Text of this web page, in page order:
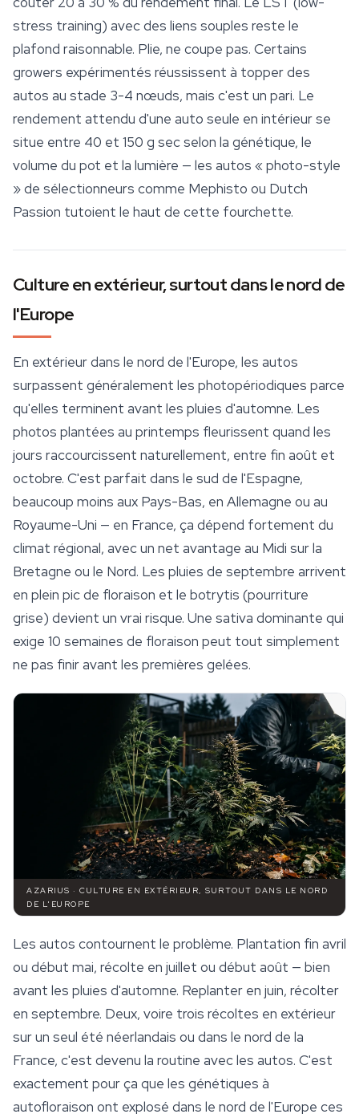
stress training) avec des liens souples reste le
plafond raisonnable. Plie, ne coupe pas. Certains
growers expérimentés réussissent à topper des
autos au stade 3-4 nœuds, mais c'est un pari. Le
rendement attendu d'une auto seule en intérieur se
situe entre 40 et 150 g sec selon la génétique, le
volume du pot et la lumière — les autos « photo-style
» de sélectionneurs comme Mephisto ou Dutch
Passion tutoient le haut de cette fourchette.
Culture en extérieur, surtout dans le nord de
l'Europe
En extérieur dans le nord de l'Europe, les autos
surpassent généralement les photopériodiques parce
qu'elles terminent avant les pluies d'automne. Les
photos plantées au printemps fleurissent quand les
jours raccourcissent naturellement, entre fin août et
octobre. C'est parfait dans le sud de l'Espagne,
beaucoup moins aux Pays-Bas, en Allemagne ou au
Royaume-Uni — en France, ça dépend fortement du
climat régional, avec un net avantage au Midi sur la
Bretagne ou le Nord. Les pluies de septembre arrivent
en plein pic de floraison et le botrytis (pourriture
grise) devient un vrai risque. Une sativa dominante qui
exige 10 semaines de floraison peut tout simplement
ne pas finir avant les premières gelées.
AZARIUS · CULTURE EN EXTÉRIEUR, SURTOUT DANS LE NORD
DE L'EUROPE
Les autos contournent le problème. Plantation fin avril
ou début mai, récolte en juillet ou début août — bien
avant les pluies d'automne. Replanter en juin, récolter
en septembre. Deux, voire trois récoltes en extérieur
sur un seul été néerlandais ou dans le nord de la
France, c'est devenu la routine avec les autos. C'est
exactement pour ça que les génétiques à
autofloraison ont explosé dans le nord de l'Europe ces